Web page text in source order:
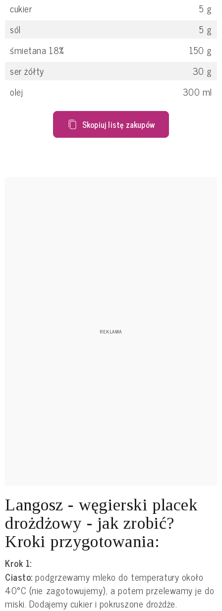
cukier
5 g
sól
5 g
śmietana 18%
150 g
ser żółty
30 g
olej
300 ml
Skopiuj listę zakupów
Langosz - węgierski placek
drożdżowy - jak zrobić?
Kroki przygotowania:
Krok 1:
Ciasto:podgrzewamy mleko do temperatury około
40°C (nie zagotowujemy), a potem przelewamy je do
miski. Dodajemy cukier i pokruszone drożdże.